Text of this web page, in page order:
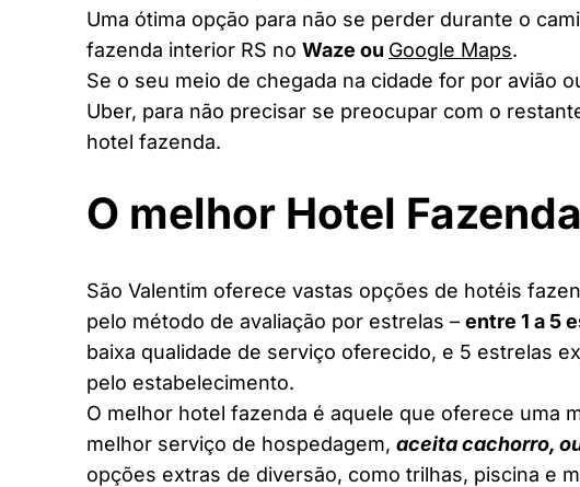
Uma ótima opção para não se perder durante o
fazenda interior RS no Waze ou Google Maps.
Se o seu meio de chegada na cidade for por avião
Uber, para não precisar se preocupar com o
hotel fazenda.
O melhor Hotel
São Valentim oferece vastas opções de hotéis
pelo método de avaliação por estrelas – entre 1 a 5
baixa qualidade de serviço oferecido, e 5 estrelas
pelo estabelecimento.
O melhor hotel fazenda é aquele que oferece uma
melhor serviço de hospedagem, aceita cachorro,
opções extras de diversão, como trilhas, piscina e